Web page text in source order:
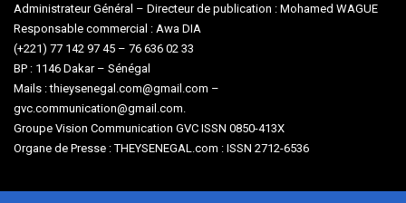
Administrateur Général – Directeur de publication : Mohamed WAGUE
Responsable commercial : Awa DIA
(+221) 77 142 97 45 – 76 636 02 33
BP : 1146 Dakar – Sénégal
Mails : thieysenegal.com@gmail.com –
gvc.communication@gmail.com.
Groupe Vision Communication GVC ISSN 0850-413X
Organe de Presse : THEYSENEGAL.com : ISSN 2712-6536